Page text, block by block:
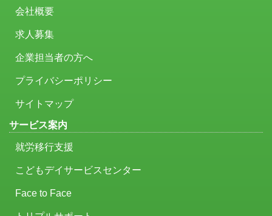
会社概要
求人募集
企業担当者の方へ
プライバシーポリシー
サイトマップ
サービス案内
就労移行支援
こどもデイサービスセンター
Face to Face